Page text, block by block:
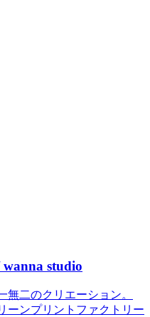
studio
二のクリエーション。
ーンプリントファクトリー